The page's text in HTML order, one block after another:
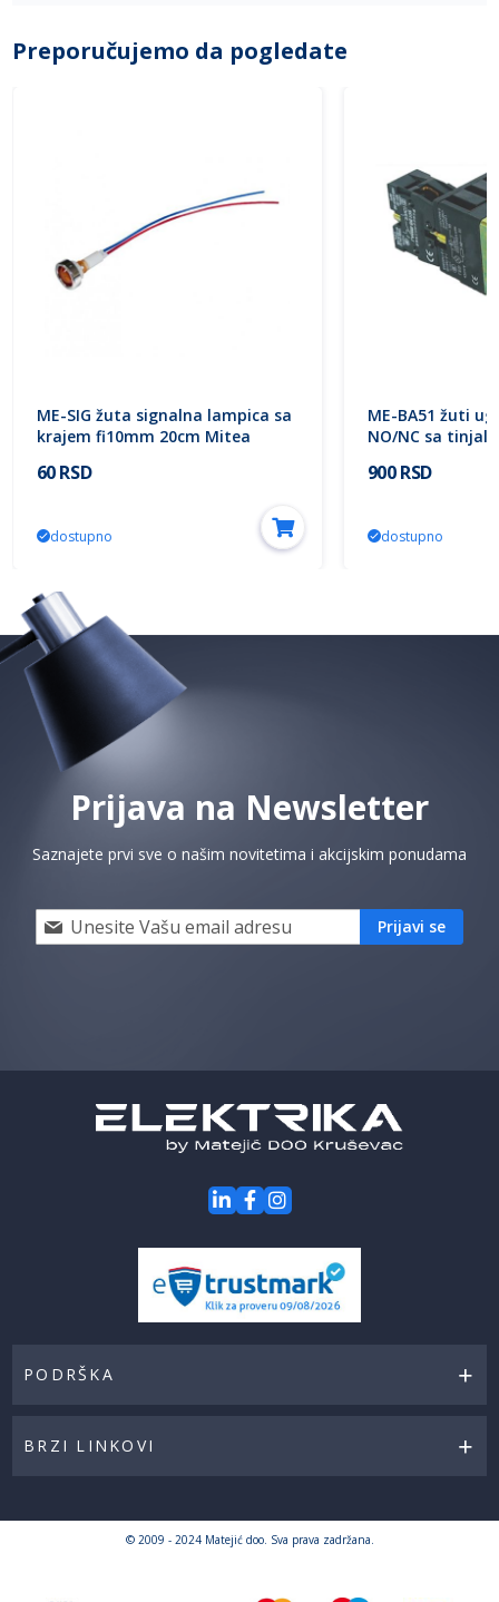
Preporučujemo da pogledate
ME-SIG žuta signalna lampica sa
krajem fi10mm 20cm Mitea
60 RSD
dostupno
ME-BA51 žuti
NO/NC sa
900 RSD
dostupno
Prijava na Newsletter
Saznajete prvi sve o našim novitetima i akcijskim ponudama
Prijavi
se
akcije
Prijavi se
PODRŠKA
BRZI LINKOVI
© 2009 - 2024 Matejić doo. Sva prava zadržana.